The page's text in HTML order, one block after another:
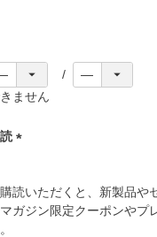
ません
須
)
読いただくと、新製品や
ガジン限定クーポンやプ